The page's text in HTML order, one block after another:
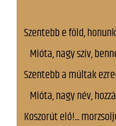
Szentebb e föld,
Mióta, nagy szív,
Szentebb a múltak
Mióta, nagy név,
Koszorút elő!...